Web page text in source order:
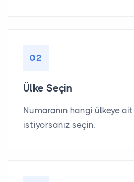
02
Ülke Seçin
Numaranın hangi ülkeye ait
istiyorsanız seçin.